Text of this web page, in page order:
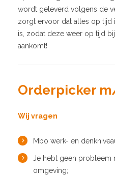
wordt geleverd volgens de
zorgt ervoor dat alles op tijd
is, zodat deze weer op tijd
aankomt!
Orderpicker
Wij vragen
Mbo werk- en
Je hebt geen probleem
omgeving;